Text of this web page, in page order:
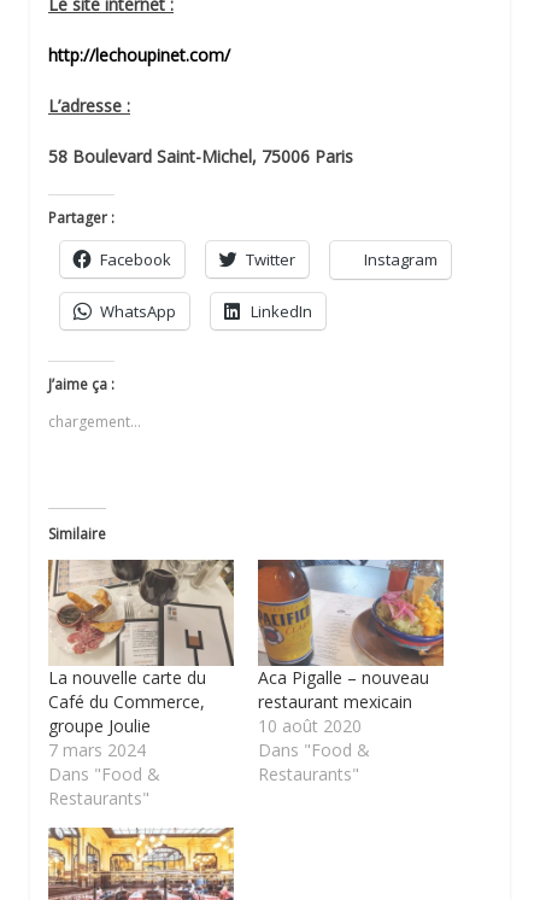
Le site internet :
http://lechoupinet.com/
L’adresse :
58 Boulevard Saint-Michel, 75006 Paris
Partager :
Facebook Twitter Instagram
WhatsApp LinkedIn
J’aime ça :
chargement…
Similaire
La nouvelle carte du
Café du Commerce,
groupe Joulie
7 mars 2024
Dans "Food &
Restaurants"
Aca Pigalle – nouveau
restaurant mexicain
10 août 2020
Dans "Food &
Restaurants"